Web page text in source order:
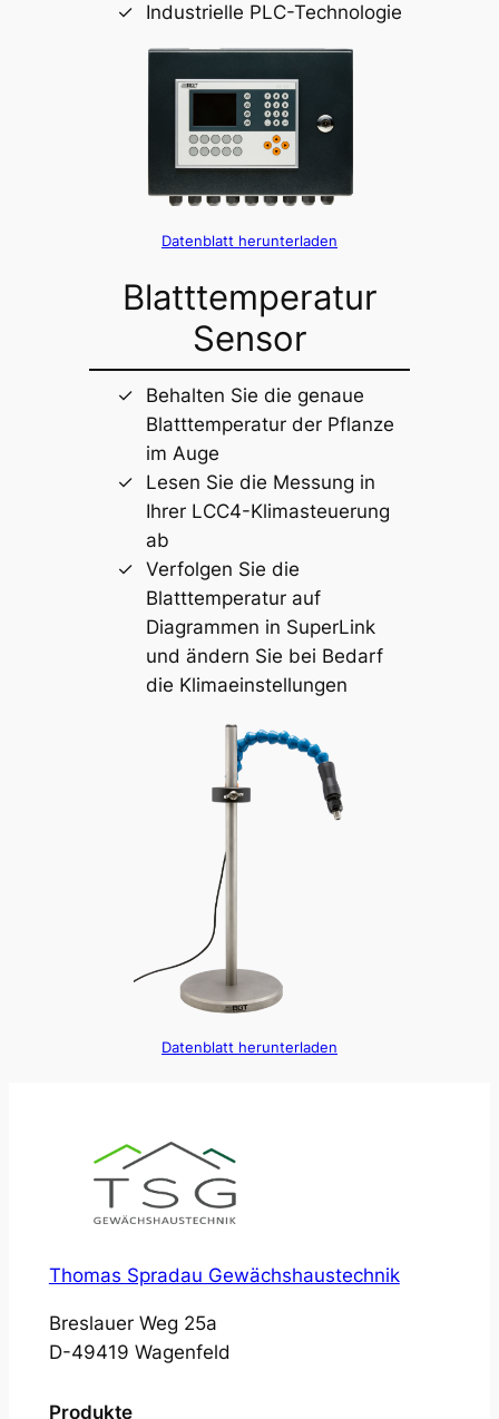
Industrielle PLC-Technologie
Datenblatt herunterladen
Blatttemperatur
Sensor
Behalten Sie die genaue
Blatttemperatur der Pflanze
im Auge
Lesen Sie die Messung in
Ihrer LCC4-Klimasteuerung
ab
Verfolgen Sie die
Blatttemperatur auf
Diagrammen in SuperLink
und ändern Sie bei Bedarf
die Klimaeinstellungen
Datenblatt herunterladen
Thomas Spradau Gewächshaustechnik
Breslauer Weg 25a
D-49419 Wagenfeld
Produkte